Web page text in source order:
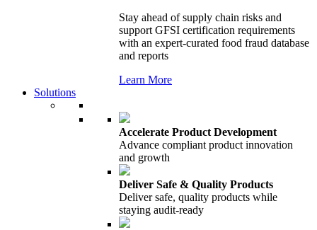
Stay ahead of supply chain risks and
support GFSI certification requirements
with an expert-curated food fraud database
and reports
Learn More
Solutions
Accelerate Product Development
Advance compliant product innovation
and growth
Deliver Safe & Quality Products
Deliver safe, quality products while
staying audit-ready